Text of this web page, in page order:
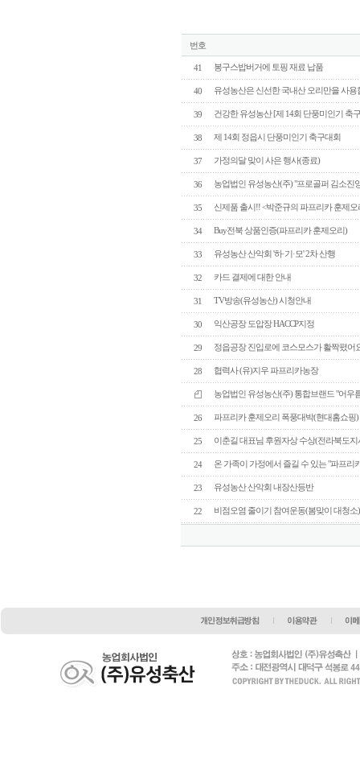
번호
41 봉구스밥버거에 토핑 재료 납품
40 유성농산은 신선한 국내산 오리만을 사용
39 건강한 유성농산 [제 14회 단풍미인기 축
38 제 14회 정읍시 단풍미인기 축구대회
37 가정의달 맞이 사은 행사(종료)
36 농업법인 유성농산(주) "프로골퍼 김소진
35 신제품 출시!! <박준규의 파프리카 훈제오
34 Buy전북 상품인증(파프리카 훈제오리)
33 유성농산 산악회 '하·기·모' 2차 산행
32 카드 결제에 대한 안내
31 TV방송(유성농산) 시청안내
30 익산공장 도압장 HACCP지정
29 정읍공장 진입로에 코스모스가 활짝폈어
28 협력사 (유)지우 파프리카농장
농업법인 유성농산(주) 통합브랜드 "어우
26 파프리카 훈제오리 폭풍대박(현대홈쇼핑)
25 이춘길 대표님 후원자상 수상(전라북도
24 온 가족이 가정에서 즐길 수 있는 "파프리
23 유성농산 산악회 내장산등반
22 비점오염 줄이기 참여운동(봄맞이 대청소